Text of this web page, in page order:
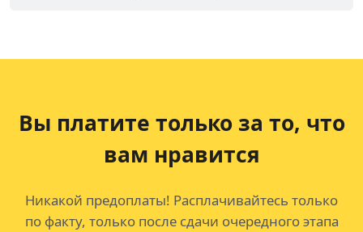
Вы платите только за то, что
вам нравится
Никакой предоплаты! Расплачивайтесь только
по факту, только после сдачи очередного этапа